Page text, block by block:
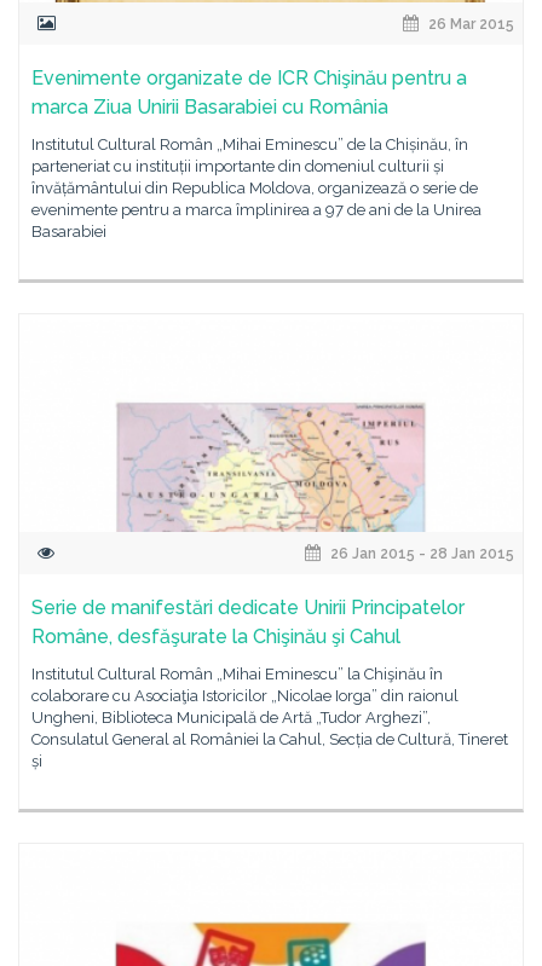
26 Mar 2015
Evenimente organizate de ICR Chişinău pentru a
marca Ziua Unirii Basarabiei cu România
Institutul Cultural Român „Mihai Eminescu” de la Chișinău, în
parteneriat cu instituții importante din domeniul culturii și
învățământului din Republica Moldova, organizează o serie de
evenimente pentru a marca împlinirea a 97 de ani de la Unirea
Basarabiei
26 Jan 2015 - 28 Jan 2015
Serie de manifestări dedicate Unirii Principatelor
Române, desfăşurate la Chişinău şi Cahul
Institutul Cultural Român „Mihai Eminescu” la Chişinău în
colaborare cu Asociaţia Istoricilor „Nicolae Iorga” din raionul
Ungheni, Biblioteca Municipală de Artă „Tudor Arghezi”,
Consulatul General al României la Cahul, Secția de Cultură, Tineret
și